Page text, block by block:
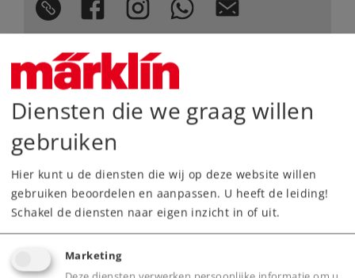
Highlights
Uiterst eenvoudige bediening dankzij de
Märklin Power Control Stick.
4-delige personentrein met een lengte van ca.
50 cm.
Snel opladen met accu en USB-laadkabel.
Elektrische locomotief met voor de Glacier
Express typische geluiden en verlichting.
Diensten die we graag willen
gebruiken
Hier kunt u de diensten die wij op deze website willen
gebruiken beoordelen en aanpassen. U heeft de leiding!
Schakel de diensten naar eigen inzicht in of uit.
Marketing